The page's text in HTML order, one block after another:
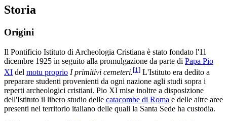
Storia
Origini
Il Pontificio Istituto di Archeologia Cristiana è stato fondato l'11
dicembre 1925 in seguito alla promulgazione da parte di Papa Pio
XI del motu proprio I primitivi cemeteri.[1 ] L'Istituto era dedito a
preparare studenti provenienti da ogni nazione agli studi sopra i
reperti archeologici cristiani. Pio XI mise inoltre a disposizione
dell'Istituto il libero studio delle catacombe di Roma e delle altre aree
presenti nel territorio italiano delle quali la Santa Sede ha custodia.